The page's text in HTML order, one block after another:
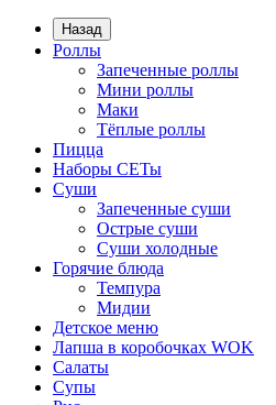
Назад
Роллы
Запеченные роллы
Мини роллы
Маки
Тёплые роллы
Пицца
Наборы СЕТы
Суши
Запеченные суши
Острые суши
Суши холодные
Горячие блюда
Темпура
Мидии
Детское меню
Лапша в коробочках WOK
Салаты
Супы